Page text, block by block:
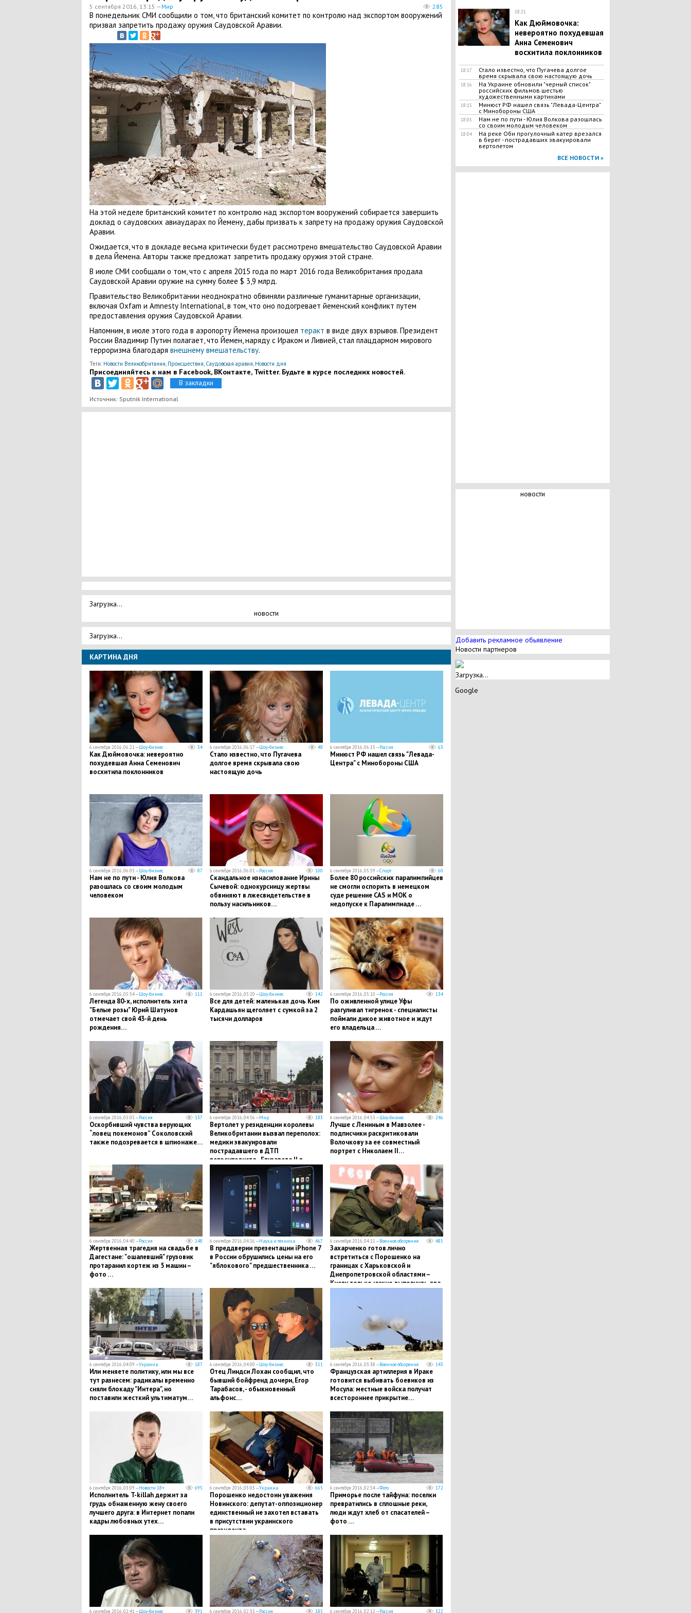
5 сентября 2016, 13:15 —Мир 285
В понедельник СМИ сообщили о том, что британский комитет по контролю над экспортом вооружений
призвал запретить продажу оружия Саудовской Аравии.
На этой неделе британский комитет по контролю над экспортом вооружений собирается завершить
доклад о саудовских авиаударах по Йемену, дабы призвать к запрету на продажу оружия Саудовской
Аравии.
Ожидается, что в докладе весьма критически будет рассмотрено вмешательство Саудовской Аравии
в дела Йемена. Авторы также предложат запретить продажу оружия этой стране.
В июле СМИ сообщали о том, что с апреля 2015 года по март 2016 года Великобритания продала
Саудовской Аравии оружие на сумму более $ 3,9 млрд.
Правительство Великобритании неоднократно обвиняли различные гуманитарные организации,
включая Oxfam и Amnesty International, в том, что оно подогревает йеменский конфликт путем
предоставления оружия Саудовской Аравии.
Напомним, в июле этого года в аэропорту Йемена произошел теракт в виде двух взрывов. Президент
России Владимир Путин полагает, что Йемен, наряду с Ираком и Ливией, стал плацдармом мирового
терроризма благодаря внешнему вмешательству.
Теги: Новости Великобритании Происшествия Саудовская аравия Новости дня
Присоединяйтесь к нам в Facebook, ВКонтакте, Twitter. Будьте в курсе последних новостей.
В закладки
Источник: Sputnik International
Загрузка...
новости
Загрузка...
КАРТИНА ДНЯ
6 сентября 2016, 06:21 —Шоу-бизнес 34
Как Дюймовочка: невероятно
похудевшая Анна Семенович
восхитила поклонников
6 сентября 2016, 06:17 —Шоу-бизнес 48
Стало известно, что Пугачева
долгое время скрывала свою
настоящую дочь
6 сентября 2016, 06:15 —Россия 63
Минюст РФ нашел связь "Левада-
Центра" с Минобороны США
6 сентября 2016, 06:05 —Шоу-бизнес 87
Нам не по пути - Юлия Волкова
разошлась со своим молодым
человеком
6 сентября 2016, 06:01 —Россия 100
Скандальное изнасилование Ирины
Сычевой: однокурсницу жертвы
обвиняют в лжесвидетельстве в
пользу насильников…
6 сентября 2016, 05:59 —Спорт 60
Более 80 российских паралимпийцев
не смогли оспорить в немецком
суде решение CAS и МОК о
недопуске к Паралимпиаде …
6 сентября 2016, 05:54 —Шоу-бизнес 111
Легенда 80-х, исполнитель хита
"Белые розы" Юрий Шатунов
отмечает свой 43-й день
рождения…
6 сентября 2016, 05:20 —Шоу-бизнес 142
Все для детей: маленькая дочь Ким
Кардашьян щеголяет с сумкой за 2
тысячи долларов
6 сентября 2016, 05:10 —Россия 134
По оживленной улице Уфы
разгуливал тигренок - специалисты
поймали дикое животное и ждут
его владельца …
6 сентября 2016, 05:05 —Россия 137
Оскорбивший чувства верующих
“ловец покемонов” Соколовский
также подозревается в шпионаже…
6 сентября 2016, 04:56 —Мир 183
Вертолет у резиденции королевы
Великобритании вызвал переполох:
медики эвакуировали
пострадавшего в ДТП
велосипедиста - Елизавета II в
6 сентября 2016, 04:53 —Шоу-бизнес 246
Лучше с Лениным в Мавзолее -
подписчики раскритиковали
Волочкову за ее совместный
портрет с Николаем II…
6 сентября 2016, 04:40 —Россия 148
Жертвенная трагедия на свадьбе в
Дагестане: "ошалевший" грузовик
протаранил кортеж из 5 машин –
фото …
6 сентября 2016, 04:16 —Наука и техника 467
В преддверии презентации iPhone 7
в России обрушились цены на его
"яблокового" предшественника …
6 сентября 2016, 04:11 —Военное обозрение 485
Захарченко готов лично
встретиться с Порошенко на
границах с Харьковской и
Днепропетровской областями –
Киеву только нужно выполнить два
6 сентября 2016, 04:09 —Украина 187
Или меняете политику, или мы все
тут разнесем: радикалы временно
сняли блокаду "Интера", но
поставили жесткий ультиматум…
6 сентября 2016, 04:00 —Шоу-бизнес 311
Отец Линдси Лохан сообщил, что
бывший бойфренд дочери, Егор
Тарабасов, - обыкновенный
альфонс…
6 сентября 2016, 03:38 —Военное обозрение 143
Французская артиллерия в Ираке
готовится выбивать боевиков из
Мосула: местные войска получат
всестороннее прикрытие…
6 сентября 2016, 03:09 —Новости 18+ 695
Исполнитель T-killah держит за
грудь обнаженную жену своего
лучшего друга: в Интернет попали
кадры любовных утех…
6 сентября 2016, 03:05 —Украина 665
Порошенко недостоин уважения
Новинского: депутат-оппозиционер
единственный не захотел вставать
в присутствии украинского
президента…
6 сентября 2016, 02:54 —Фото 172
Приморье после тайфуна: поселки
превратились в сплошные реки,
люди ждут хлеб от спасателей –
фото …
6 сентября 2016, 02:41 —Шоу-бизнес 391 6 сентября 2016, 02:35 —Россия 185 6 сентября 2016, 02:12 —Россия 322
18:21
Как Дюймовочка:
невероятно похудевшая
Анна Семенович
восхитила поклонников
18:17
Стало известно, что Пугачева долгое
время скрывала свою настоящую дочь
18:16
На Украине обновили "черный список"
российских фильмов шестью
художественными картинами
18:15
Минюст РФ нашел связь "Левада-Центра"
с Минобороны США
18:05
Нам не по пути - Юлия Волкова разошлась
со своим молодым человеком
18:04
На реке Оби прогулочный катер врезался
в берег - пострадавших эвакуировали
вертолетом
ВСЕ НОВОСТИ »
новости
Добавить рекламное обьявление
Новости партнеров
Загрузка...
Google